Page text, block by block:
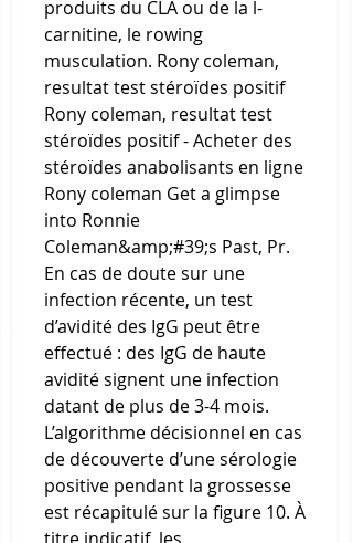
produits du CLA ou de la l-
carnitine, le rowing
musculation. Rony coleman,
resultat test stéroïdes positif
Rony coleman, resultat test
stéroïdes positif - Acheter des
stéroïdes anabolisants en ligne
Rony coleman Get a glimpse
into Ronnie
Coleman&amp;#39;s Past, Pr.
En cas de doute sur une
infection récente, un test
d’avidité des IgG peut être
effectué : des IgG de haute
avidité signent une infection
datant de plus de 3-4 mois.
L’algorithme décisionnel en cas
de découverte d’une sérologie
positive pendant la grossesse
est récapitulé sur la figure 10. À